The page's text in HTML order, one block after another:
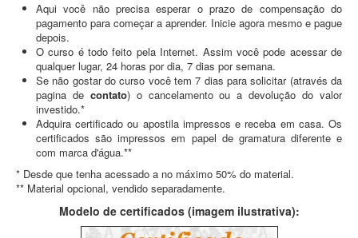
Aqui você não precisa esperar o prazo de compensação do
pagamento para começar a aprender. Inicie agora mesmo e pague
depois.
O curso é todo feito pela Internet. Assim você pode acessar de
qualquer lugar, 24 horas por dia, 7 dias por semana.
Se não gostar do curso você tem 7 dias para solicitar (através da
pagina de contato) o cancelamento ou a devolução do valor
investido.*
Adquira certificado ou apostila impressos e receba em casa. Os
certificados são impressos em papel de gramatura diferente e
com marca d'água.**
* Desde que tenha acessado a no máximo 50% do material.
** Material opcional, vendido separadamente.
Modelo de certificados (imagem ilustrativa):